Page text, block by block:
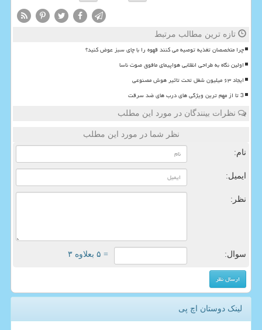
تازه ترین مطالب مرتبط
چرا متخصصان تغذیه توصیه می کنند قهوه را با چای سبز عوض کنید؟
اولین نگاه به طراحی انقلابی هواپیمای مافوق صوت ناسا
ایجاد ۶۳ میلیون شغل تحت تاثیر هوش مصنوعی
3 تا از مهم ترین ویژگی های درب های ضد سرقت
نظرات بینندگان در مورد این مطلب
نظر شما در مورد این مطلب
نام:
ایمیل:
نظر:
سوال: = ۵ بعلاوه ۳
لینک دوستان اچ پی